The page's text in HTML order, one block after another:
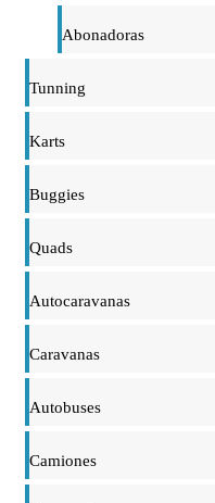
Abonadoras
Tunning
Karts
Buggies
Quads
Autocaravanas
Caravanas
Autobuses
Camiones